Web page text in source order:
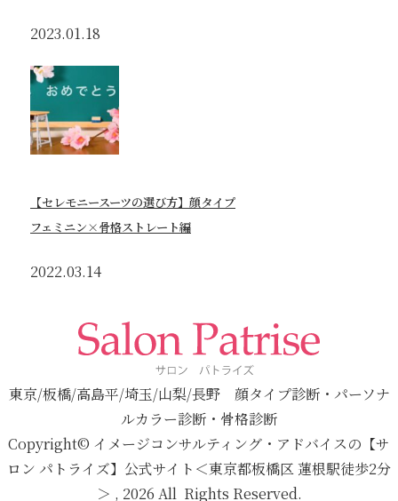
2023.01.18
【セレモニースーツの選び方】顔タイプ
フェミニン×骨格ストレート編
2022.03.14
東京/板橋/高島平/埼玉/山梨/長野 顔タイプ診断・パーソナ
ルカラー診断・骨格診断
Copyright© イメージコンサルティング・アドバイスの【サ
ロン パトライズ】公式サイト＜東京都板橋区 蓮根駅徒歩2分
＞ , 2026 All Rights Reserved.